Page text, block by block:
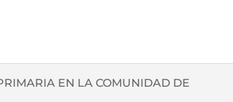
EN LA COMUNIDAD DE